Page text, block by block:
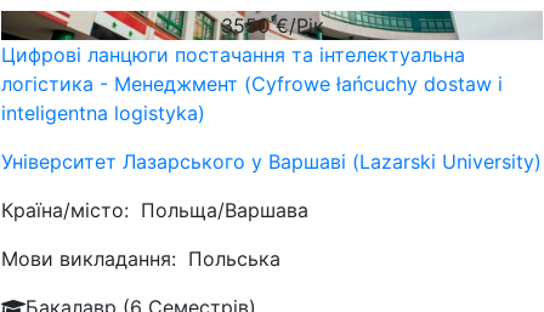
3550€/Рік
Цифрові ланцюги постачання та інтелектуальна
логістика - Менеджмент (Cyfrowe łańcuchy dostaw i
inteligentna logistyka)
Університет Лазарського у Варшаві (Lazarski University)
Країна/місто: Польща/Варшава
Мови викладання: Польська
Бакалавр (6 Семестрів)